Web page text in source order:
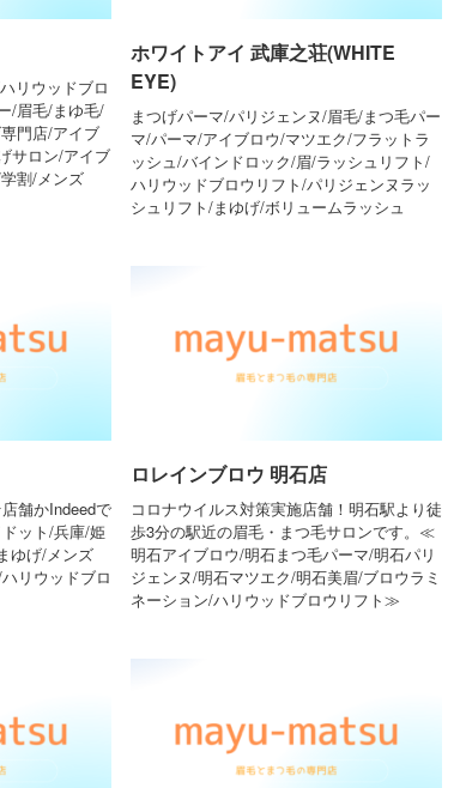
リウッドブロ
/眉毛/まゆ毛/
門店/アイブ
サロン/アイブ
割/メンズ
ホワイトアイ 武庫之荘(WHITE
EYE)
まつげパーマ/パリジェンヌ/眉毛/まつ毛パー
マ/パーマ/アイブロウ/マツエク/フラットラ
ッシュ/バインドロック/眉/ラッシュリフト/
ハリウッドブロウリフト/パリジェンヌラッ
シュリフト/まゆげ/ボリュームラッシュ
舗かIndeedで
ット/兵庫/姫
ゆげ/メンズ
リウッドブロ
ロレインブロウ 明石店
コロナウイルス対策実施店舗！明石駅より徒
歩3分の駅近の眉毛・まつ毛サロンです。≪
明石アイブロウ/明石まつ毛パーマ/明石パリ
ジェンヌ/明石マツエク/明石美眉/ブロウラミ
ネーション/ハリウッドブロウリフト≫